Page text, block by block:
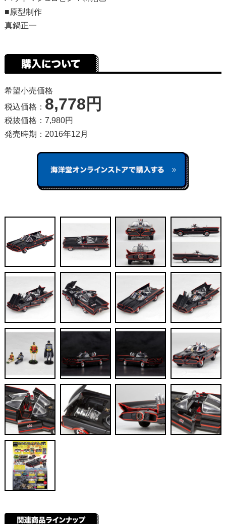
■原型制作
真鍋正一
希望小売価格
税込価格： 8,778円
税抜価格：7,980円
発売時期：2016年12月